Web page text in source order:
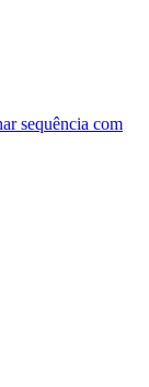
sequência com